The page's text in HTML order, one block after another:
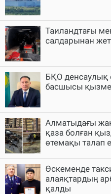
Таиландтағы
салдарынан
БҚО денсаулық
басшысы
Алматыдағы
қаза болған
өтемақы талап
Өскеменде
алаяқтардың
қалды